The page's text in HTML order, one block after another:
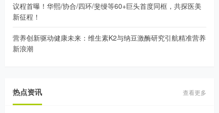
议程首曝！华熙/协合/四环/斐缦等60+巨头首度同框，共探医美
新征程！
营养创新驱动健康未来：维生素K2与纳豆激酶研究引航精准营养
新浪潮
热点资讯 查看更多